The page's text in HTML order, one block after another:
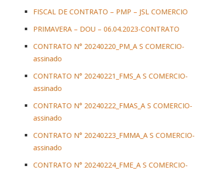
FISCAL DE CONTRATO – PMP – JSL COMERCIO
PRIMAVERA – DOU – 06.04.2023-CONTRATO
CONTRATO N° 20240220_PM_A S COMERCIO-
assinado
CONTRATO N° 20240221_FMS_A S COMERCIO-
assinado
CONTRATO N° 20240222_FMAS_A S COMERCIO-
assinado
CONTRATO N° 20240223_FMMA_A S COMERCIO-
assinado
CONTRATO N° 20240224_FME_A S COMERCIO-